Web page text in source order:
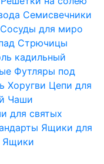
Семисвечники
Сосуды для миро
Стрючицы
кадильный
Футляры под
Хоругви Цепи для
Чаши
для святых
Ящики для
Ящики